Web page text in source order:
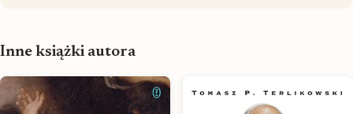
Inne książki autora